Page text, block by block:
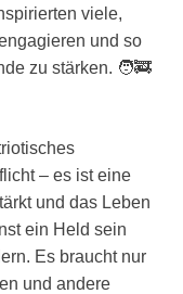
viele,
und so
zu stärken. 🧑‍🚒
– es ist eine
und das Leben
ein Held sein
Es braucht nur
und andere